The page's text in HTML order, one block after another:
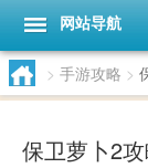
网站导航
> 手游攻略 >
保卫萝卜2